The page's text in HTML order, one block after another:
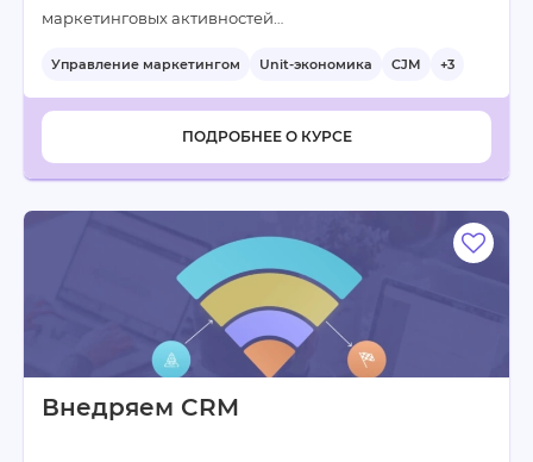
маркетинговых активностей…
Управление маркетингом Unit-экономика CJM +3
ПОДРОБНЕЕ О КУРСЕ
Внедряем CRM